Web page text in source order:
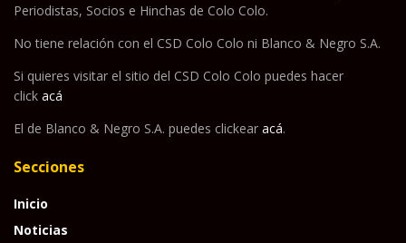
Periodistas, Socios e Hinchas de Colo Colo.
No tiene relación con el CSD Colo Colo ni Blanco & Negro S.A.
Si quieres visitar el sitio del CSD Colo Colo puedes hacer
click acá
El de Blanco & Negro S.A. puedes clickear acá.
Secciones
Inicio
Noticias